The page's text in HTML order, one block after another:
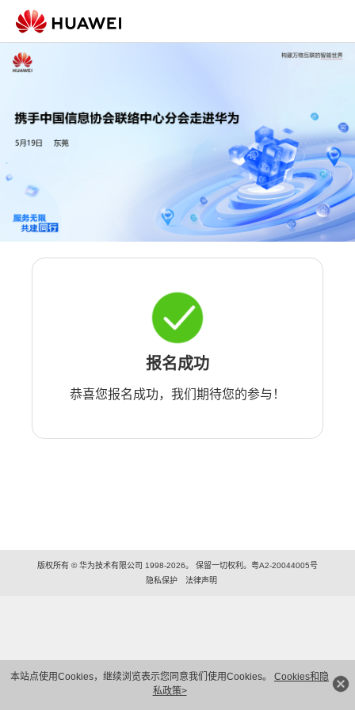
本站点使用Cookies，继续浏览表示您同意我们使用Cookies。 Cookies和隐
私政策>
报名成功
恭喜您报名成功，我们期待您的参与！
版权所有 © 华为技术有限公司 1998-2026。 保留一切权利。粤A2-20044005号
隐私保护
法律声明